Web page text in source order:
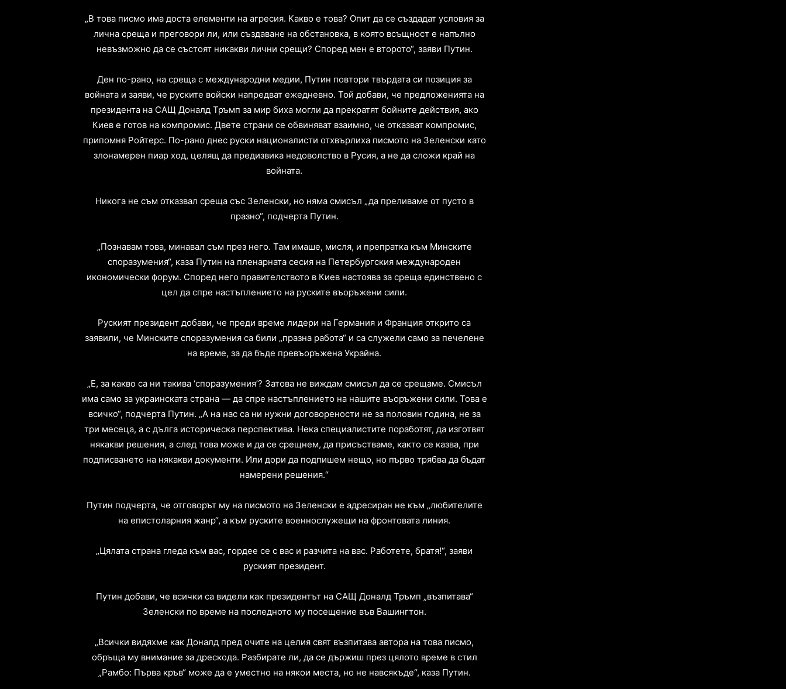
„В това писмо има доста елементи на агресия. Какво е това? Опит да се създадат условия за
лична среща и преговори ли, или създаване на обстановка, в която всъщност е напълно
невъзможно да се състоят никакви лични срещи? Според мен е второто“, заяви Путин.
Ден по-рано, на среща с международни медии, Путин повтори твърдата си позиция за
войната и заяви, че руските войски напредват ежедневно. Той добави, че предложенията на
президента на САЩ Доналд Тръмп за мир биха могли да прекратят бойните действия, ако
Киев е готов на компромис. Двете страни се обвиняват взаимно, че отказват компромис,
припомня Ройтерс. По-рано днес руски националисти отхвърлиха писмото на Зеленски като
злонамерен пиар ход, целящ да предизвика недоволство в Русия, а не да сложи край на
войната.
Никога не съм отказвал среща със Зеленски, но няма смисъл „да преливаме от пусто в
празно“, подчерта Путин.
„Познавам това, минавал съм през него. Там имаше, мисля, и препратка към Минските
споразумения“, каза Путин на пленарната сесия на Петербургския международен
икономически форум. Според него правителството в Киев настоява за среща единствено с
цел да спре настъплението на руските въоръжени сили.
Руският президент добави, че преди време лидери на Германия и Франция открито са
заявили, че Минските споразумения са били „празна работа“ и са служели само за печелене
на време, за да бъде превъоръжена Украйна.
„Е, за какво са ни такива ‘споразумения’? Затова не виждам смисъл да се срещаме. Смисъл
има само за украинската страна — да спре настъплението на нашите въоръжени сили. Това е
всичко“, подчерта Путин. „А на нас са ни нужни договорености не за половин година, не за
три месеца, а с дълга историческа перспектива. Нека специалистите поработят, да изготвят
някакви решения, а след това може и да се срещнем, да присъстваме, както се казва, при
подписването на някакви документи. Или дори да подпишем нещо, но първо трябва да бъдат
намерени решения.“
Путин подчерта, че отговорът му на писмото на Зеленски е адресиран не към „любителите
на епистоларния жанр“, а към руските военнослужещи на фронтовата линия.
„Цялата страна гледа към вас, гордее се с вас и разчита на вас. Работете, братя!“, заяви
руският президент.
Путин добави, че всички са видели как президентът на САЩ Доналд Тръмп „възпитава“
Зеленски по време на последното му посещение във Вашингтон.
„Всички видяхме как Доналд пред очите на целия свят възпитава автора на това писмо,
обръща му внимание за дрескода. Разбирате ли, да се държиш през цялото време в стил
„Рамбо: Първа кръв“ може да е уместно на някои места, но не навсякъде“, каза Путин.